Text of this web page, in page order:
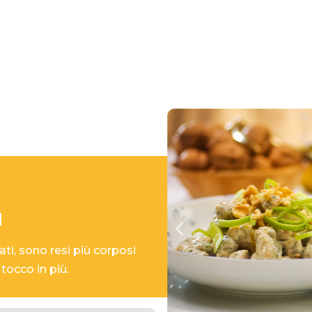
sono resi più corposi
in più.